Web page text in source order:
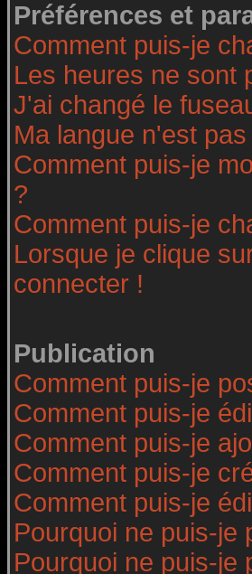
Préférences et
Comment puis-je
Les heures ne sont
J'ai changé le
Ma langue n'est
Comment puis-je
?
Comment puis-je
Lorsque je clique
connecter !
Publication
Comment puis-je
Comment puis-je
Comment puis-je
Comment puis-je
Comment puis-je
Pourquoi ne puis-je
Pourquoi ne puis-je